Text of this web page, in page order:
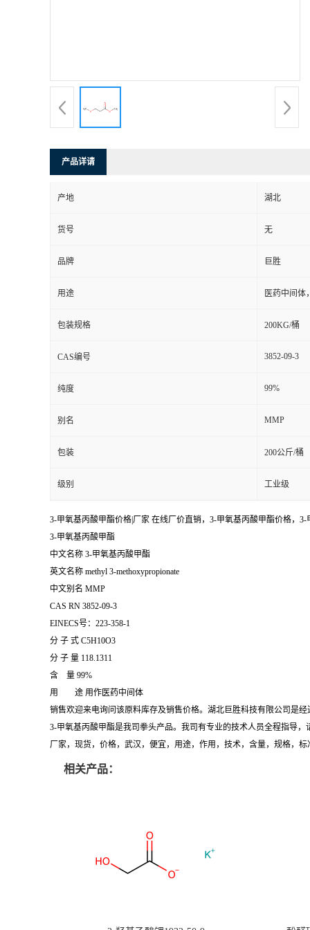
产品详请
产地 湖北
货号 无
品牌 巨胜
用途 医药中间体
包装规格 200KG/桶
CAS编号 3852-09-3
纯度 99%
别名 MMP
包装 200公斤/桶
级别 工业级
3-甲氧基丙酸甲酯价格|厂家 在线厂价直销，3-甲氧基丙酸甲酯价格，
3-甲氧基丙酸甲酯
中文名称 3-甲氧基丙酸甲酯
英文名称 methyl 3-methoxypropionate
中文别名 MMP
CAS RN 3852-09-3
EINECS号：223-358-1
分 子 式 C5H10O3
分 子 量 118.1311
含 量 99%
用 途 用作医药中间体
销售欢迎来电询问该原料库存及销售价格。湖北巨胜科技有限公司是
3-甲氧基丙酸甲酯是我司拳头产品。我司有专业的技术人员全程指导
厂家，现货，价格，武汉，便宜，用途，作用，技术，含量，规格，
相关产品：